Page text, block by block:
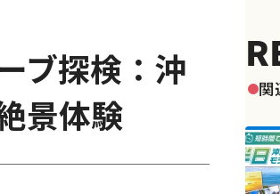
ブ探検：沖
景体験
関